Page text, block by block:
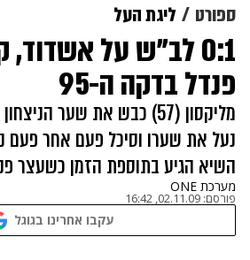
ספורט ליגת העל
0:1 לב"ש על
פנדל בדקה ה-95
מליקסון (57) כבש את שער
נעל את שערו וסיכל פעם אחר פעם
השיא הגיע בתוספת הזמן כשעצר
מערכת ONE
פורסם: 02.11.09, 16:42
עקבו אחרינו בגוגל